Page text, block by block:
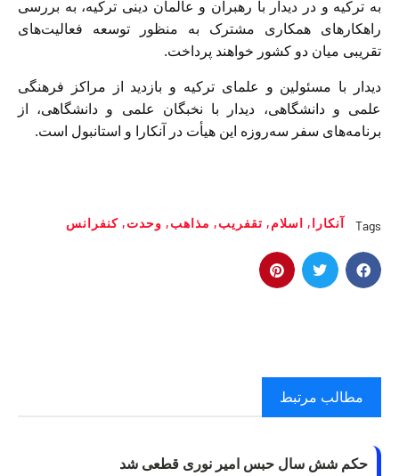
به ترکیه و در دیدار با رهبران و عالمان دینی ترکیه، به بررسی
راهکارهای همکاری مشترک به منظور توسعه فعالیت‌های
تقریبی میان دو کشور خواهند پرداخت.
دیدار با مسئولین و علمای ترکیه و بازدید از مراکز فرهنگی
علمی و دانشگاهی، دیدار با نخبگان علمی و دانشگاهی، از
برنامه‌های سفر سه‌روزه این هیأت در آنکارا و استانبول است.
Tags آنکارا, اسلام, تقفریب, مذاهب, وحدت, کنفرانس
مطالب مرتبط
حکم شش سال حبس امیر نوری قطعی شد